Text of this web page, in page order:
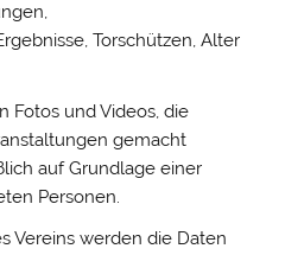
Torschützen, Alter
Fotos und Videos, die
gemacht
auf Grundlage einer
Personen.
Vereins werden die Daten